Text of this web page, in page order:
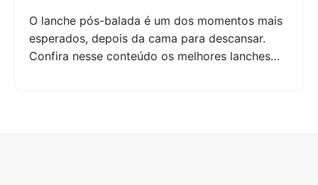
O lanche pós-balada é um dos momentos mais
esperados, depois da cama para descansar.
Confira nesse conteúdo os melhores lanches…